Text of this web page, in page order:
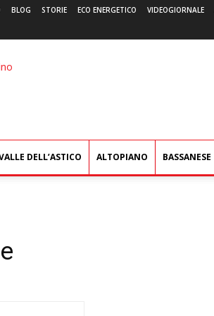
BLOG STORIE ECO ENERGETICO VIDEOGIORNALE
DELL’ASTICO ALTOPIANO BASSANESE